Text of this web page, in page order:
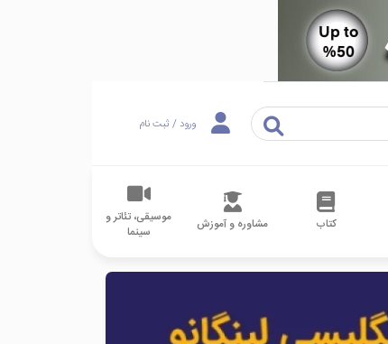
ورود / ثبت نام
کتاب مشاوره و آموزش
موسیقی، تئاتر و
سینما